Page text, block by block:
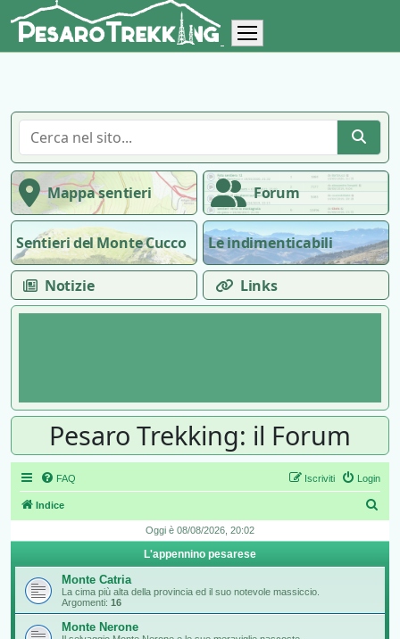
Pesaro Trekking: il Forum
FAQ Login
Iscriviti
Indice
Oggi è 08/08/2026, 20:02
L'appennino pesarese
Monte Catria
La cima più alta della provincia ed il suo notevole massiccio.
Argomenti: 16
Monte Nerone
Mappa sentieri Forum
Sentieri del Monte Cucco Le indimenticabili
Notizie Links